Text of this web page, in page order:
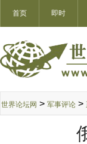
首页 即时
世界论坛网 > 军事评论 >